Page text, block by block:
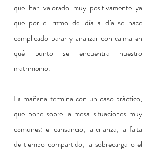
que han valorado muy positivamente ya
que por el ritmo del día a día se hace
complicado parar y analizar con calma en
qué punto se encuentra nuestro
matrimonio.
La mañana termina con un caso práctico,
que pone sobre la mesa situaciones muy
comunes: el cansancio, la crianza, la falta
de tiempo compartido, la sobrecarga o el